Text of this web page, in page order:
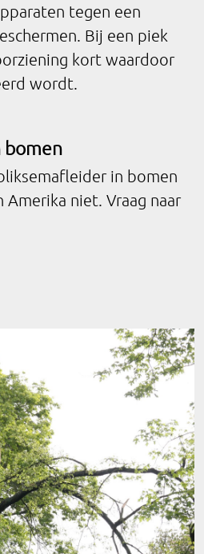
tegen een
Bij een piek
kort waardoor
wordt.
bomen
in bomen
Amerika niet. Vraag naar